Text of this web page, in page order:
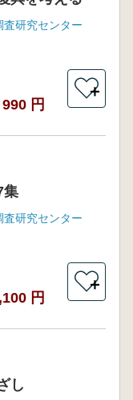
査研究センター
990 円
＋
査研究センター
円
＋
し